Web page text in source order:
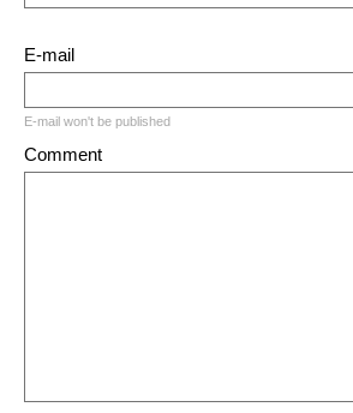
E-mail
E-mail won't be published
Comment